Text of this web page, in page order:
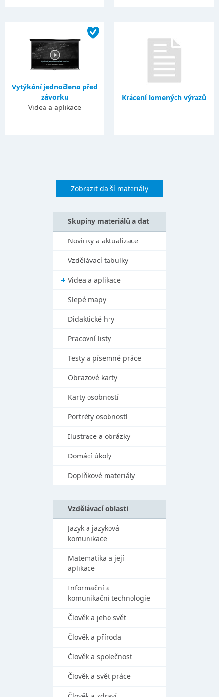
Vytýkání jednočlena před
závorku
Videa a aplikace
Krácení lomených výrazů
Zobrazit další materiály
Skupiny materiálů a dat
Novinky a aktualizace
Vzdělávací tabulky
Videa a aplikace
Slepé mapy
Didaktické hry
Pracovní listy
Testy a písemné práce
Obrazové karty
Karty osobností
Portréty osobností
Ilustrace a obrázky
Domácí úkoly
Doplňkové materiály
Vzdělávací oblasti
Jazyk a jazyková
komunikace
Matematika a její
aplikace
Informační a
komunikační technologie
Člověk a jeho svět
Člověk a příroda
Člověk a společnost
Člověk a svět práce